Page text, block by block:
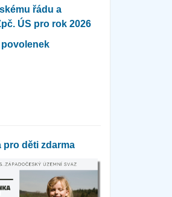
řádu a
ÚS pro rok 2026
pro děti zdarma